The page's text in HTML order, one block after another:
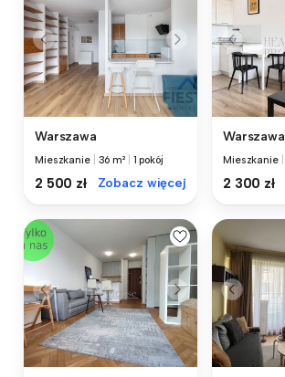
Warszawa
Mieszkanie 36 m² 1 pokój
2 500 zł Zobacz więcej
Warszawa
Mieszkanie
2 300 zł